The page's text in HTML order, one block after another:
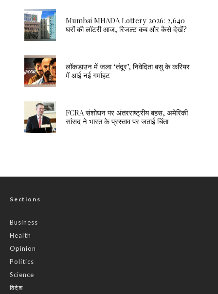
Mumbai MHADA Lottery 2026: 2,640
घरों की लॉटरी आज, रिजल्ट कब और कैसे देखें?
लॉकडाउन में जला ‘तंदूर’, निवेदिता बसु के करियर
में आई नई गर्माहट
FCRA संशोधन पर अंतरराष्ट्रीय बहस, अमेरिकी
सांसद ने भारत के प्रस्ताव पर जताई चिंता
Sections
Business
Health
Opinion
Politics
Science
विदेश